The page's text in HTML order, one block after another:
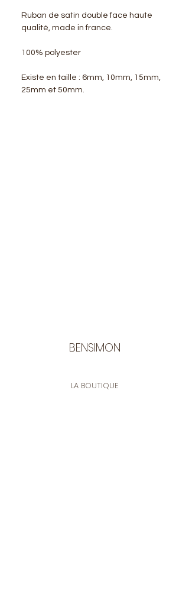
Ruban de satin double face haute
qualité, made in france.
100% polyester
Existe en taille : 6mm, 10mm, 15mm,
25mm et 50mm.
BENSIMON
LA BOUTIQUE